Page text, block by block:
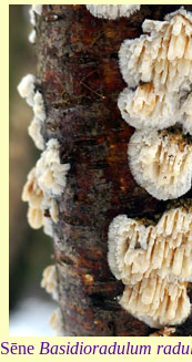
Sēne Basidioradulum